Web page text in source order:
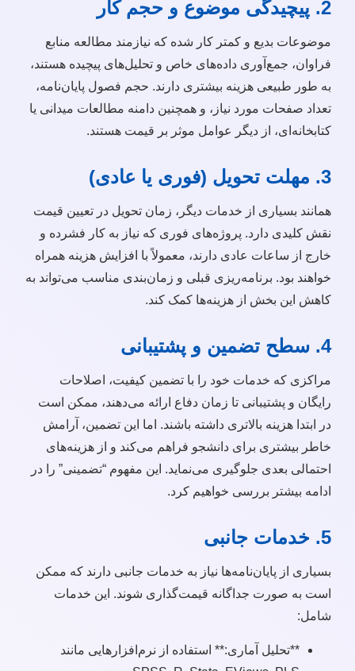
2. پیچیدگی موضوع و حجم کار
موضوعات بدیع و کمتر کار شده که نیازمند مطالعه منابع
فراوان، جمع‌آوری داده‌های خاص و تحلیل‌های پیچیده هستند،
به طور طبیعی هزینه بیشتری دارند. حجم فصول پایان‌نامه،
تعداد صفحات مورد نیاز، و همچنین دامنه مطالعات میدانی یا
کتابخانه‌ای، از دیگر عوامل موثر بر قیمت هستند.
3. مهلت تحویل (فوری یا عادی)
همانند بسیاری از خدمات دیگر، زمان تحویل در تعیین قیمت
نقش کلیدی دارد. پروژه‌های فوری که نیاز به کار فشرده و
خارج از ساعات عادی دارند، معمولاً با افزایش هزینه همراه
خواهند بود. برنامه‌ریزی قبلی و زمان‌بندی مناسب می‌تواند به
کاهش این بخش از هزینه‌ها کمک کند.
4. سطح تضمین و پشتیبانی
مراکزی که خدمات خود را با تضمین کیفیت، اصلاحات
رایگان و پشتیبانی تا زمان دفاع ارائه می‌دهند، ممکن است
در ابتدا هزینه بالاتری داشته باشند. اما این تضمین، آرامش
خاطر بیشتری برای دانشجو فراهم می‌کند و از هزینه‌های
احتمالی بعدی جلوگیری می‌نماید. این مفهوم “تضمینی” را در
ادامه بیشتر بررسی خواهیم کرد.
5. خدمات جانبی
بسیاری از پایان‌نامه‌ها نیاز به خدمات جانبی دارند که ممکن
است به صورت جداگانه قیمت‌گذاری شوند. این خدمات
شامل:
**تحلیل آماری:** استفاده از نرم‌افزارهایی مانند